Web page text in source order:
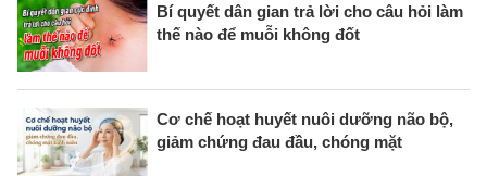
Bí quyết dân gian trả lời cho câu hỏi làm
thế nào để muỗi không đốt
Cơ chế hoạt huyết nuôi dưỡng não bộ,
giảm chứng đau đầu, chóng mặt